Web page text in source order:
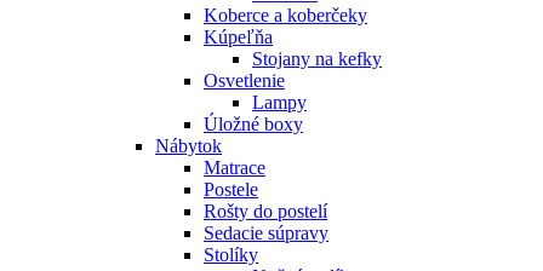
Koberce a koberčeky
Kúpeľňa
Stojany na kefky
Osvetlenie
Lampy
Úložné boxy
Nábytok
Matrace
Postele
Rošty do postelí
Sedacie súpravy
Stolíky